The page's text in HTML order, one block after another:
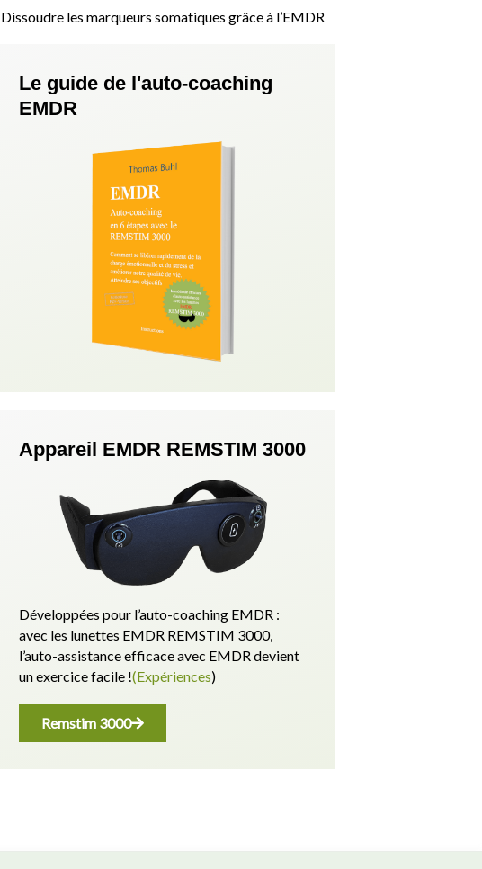
Dissoudre les marqueurs somatiques grâce à l’EMDR
Le guide de l'auto-coaching
EMDR
Appareil EMDR REMSTIM 3000
Développées pour l’auto-coaching EMDR :
avec les lunettes EMDR REMSTIM 3000,
l’auto-assistance efficace avec EMDR devient
un exercice facile !(Expériences)
Remstim 3000